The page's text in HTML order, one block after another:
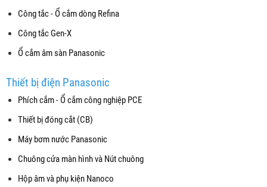
Công tắc - Ổ cắm dòng Refina
Công tắc Gen-X
Ổ cắm âm sàn Panasonic
Thiết bị điện Panasonic
Phích cắm - Ổ cắm công nghiệp PCE
Thiết bị đóng cắt (CB)
Máy bơm nước Panasonic
Chuông cửa màn hình và Nút chuông
Hộp âm và phụ kiện Nanoco